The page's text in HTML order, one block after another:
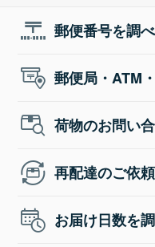
郵便番号を調
郵便局・ATM
荷物のお問い
再配達のご依頼
お届け日数を